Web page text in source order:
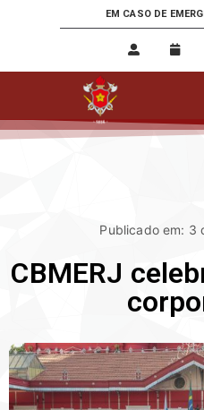
EM CASO DE
Publicado em: 3
CBMERJ